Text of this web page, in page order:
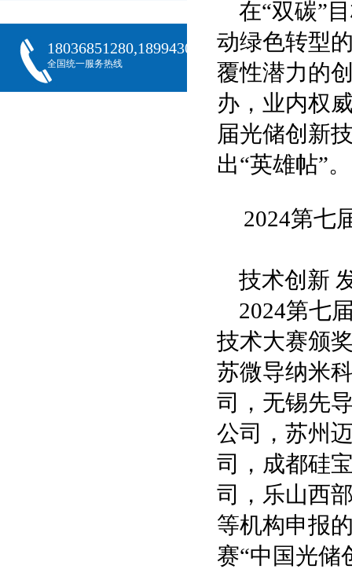
18036851280,18994301288,18068407382
全国统一服务热线
在“双碳”
动绿色转型
覆性潜力的
办，业内权
届光储创新
出“英雄帖”。
2024第七
技术创新
2024第七
技术大赛颁
苏微导纳米
司，无锡先
公司，苏州
司，成都硅
司，乐山西
等机构申报
赛“中国光储